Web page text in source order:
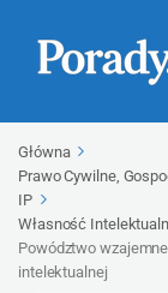
Główna
Prawo Cywilne,
IP
Własność
Powództwo
intelektualnej